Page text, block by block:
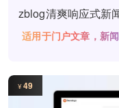
zblog清爽响应式新
适用于门户文章，新
¥49